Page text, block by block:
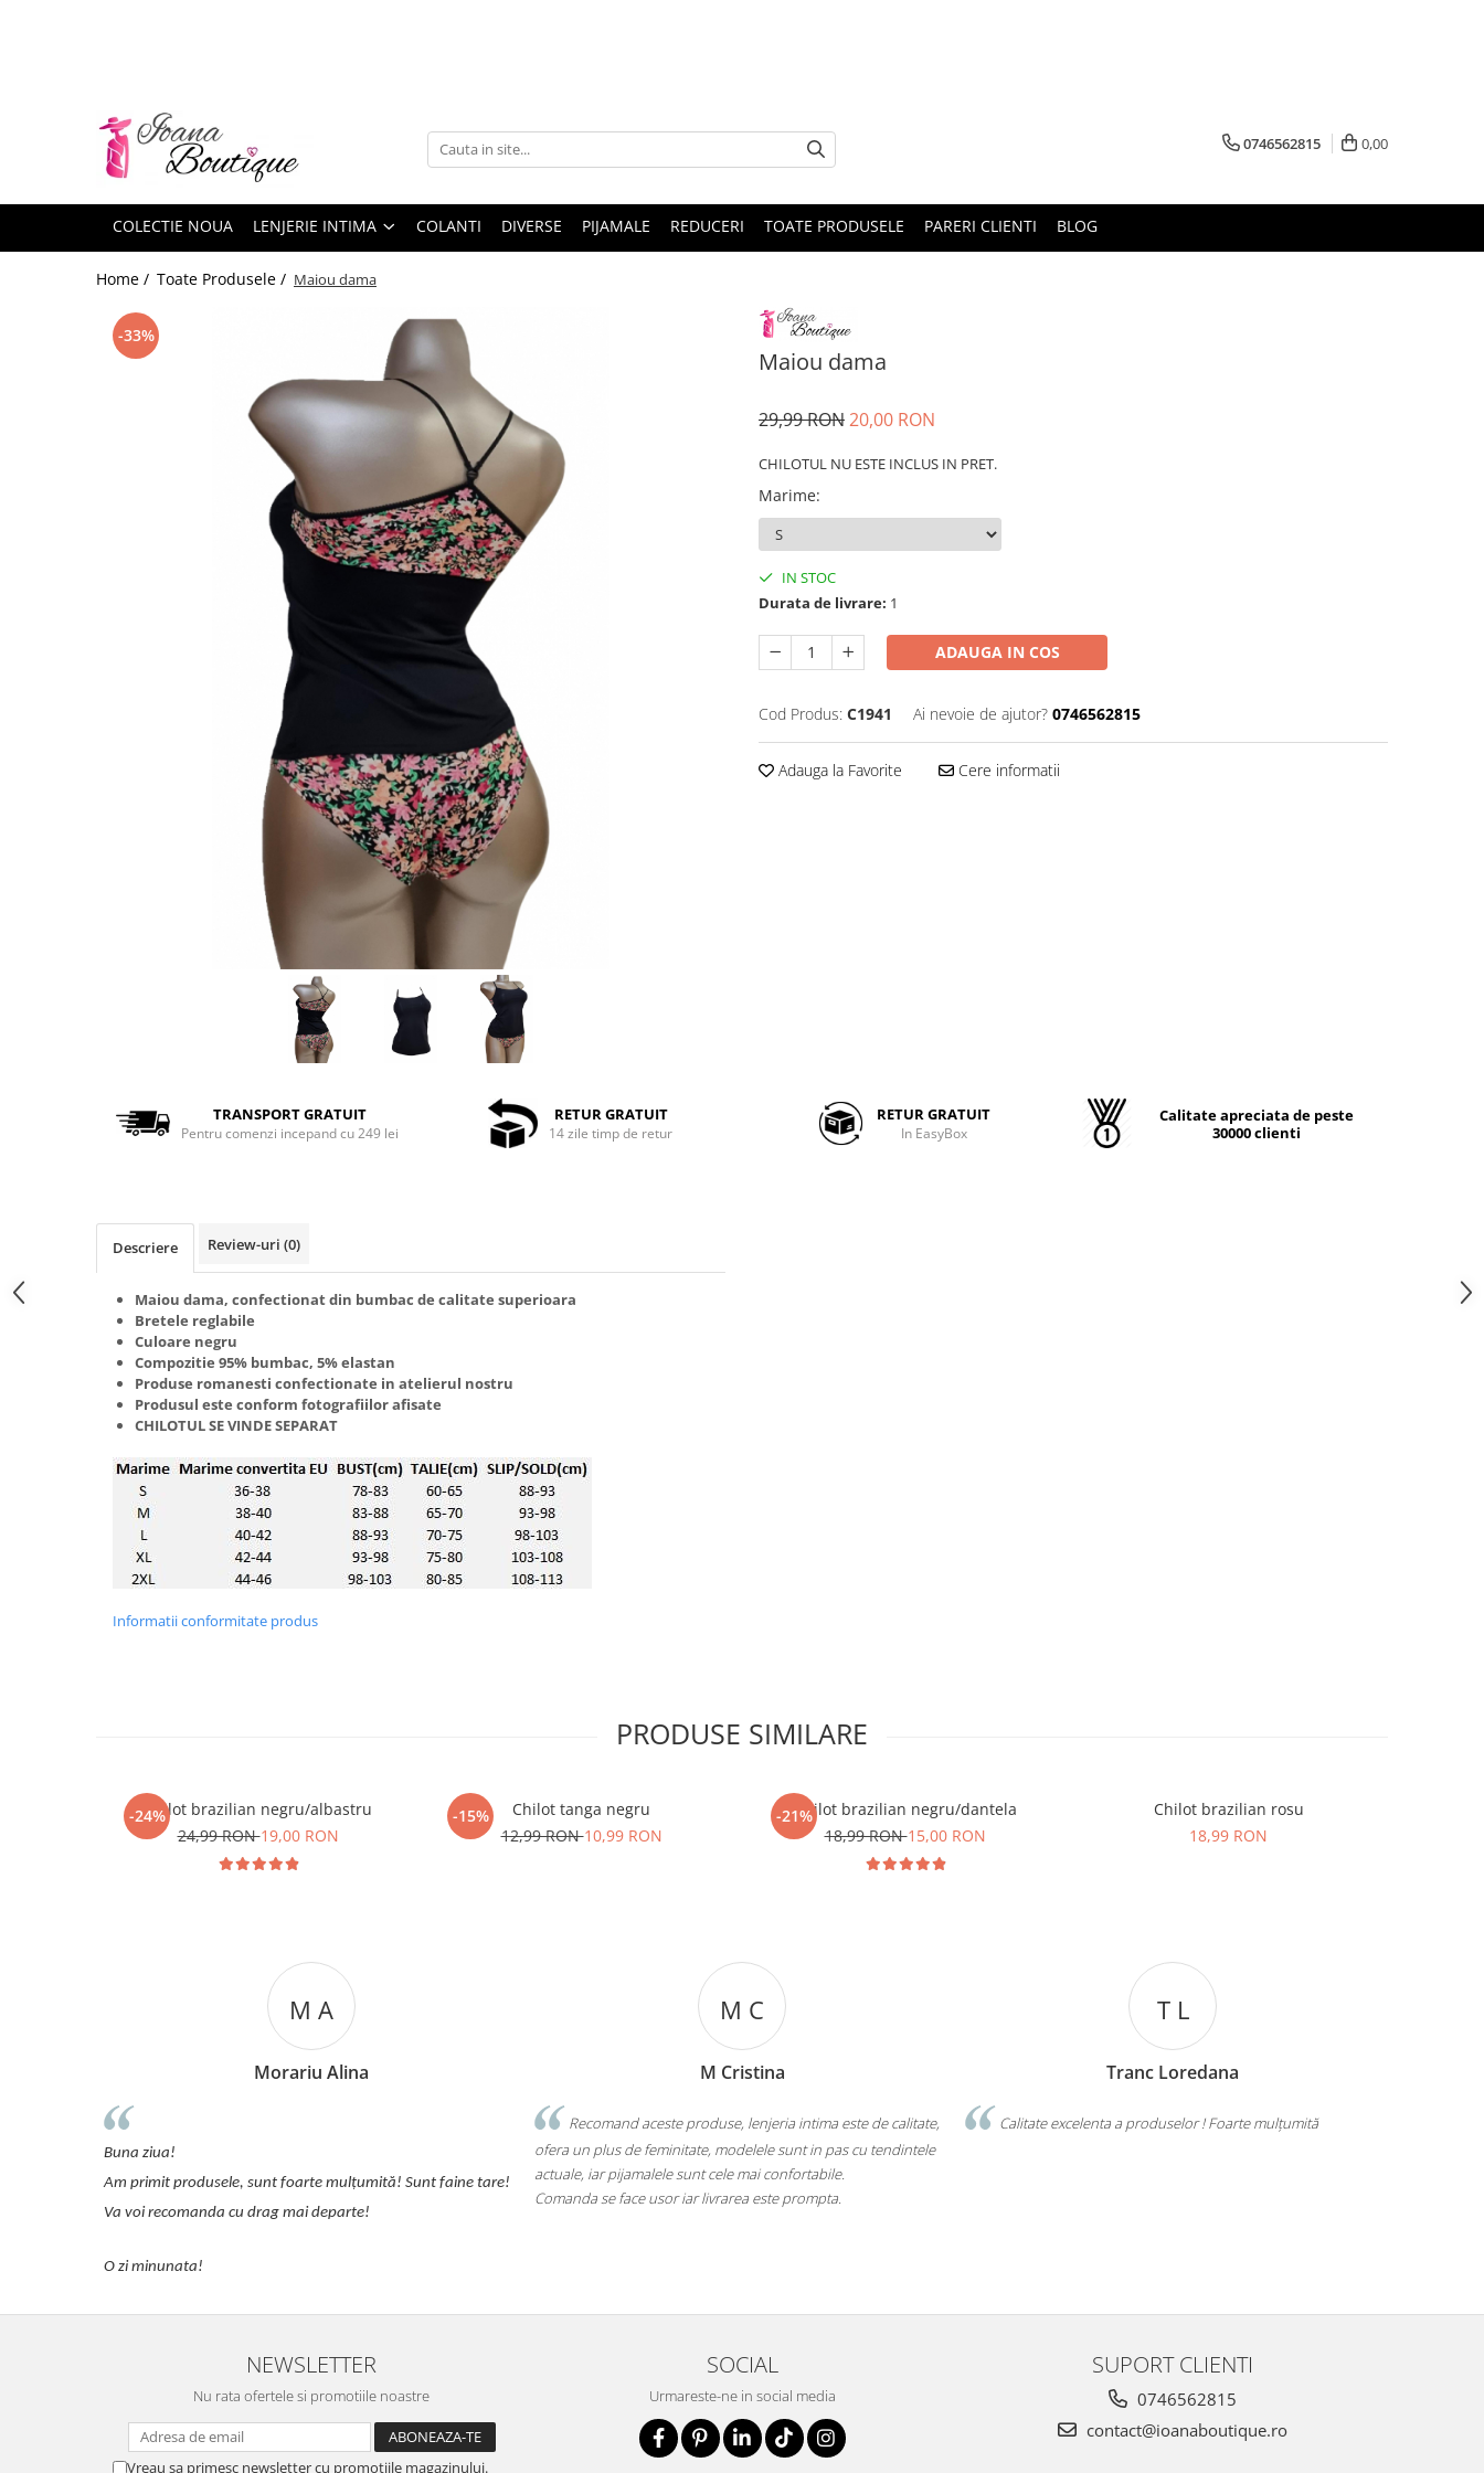
Lenjerie sexy
Chiloti brazilieni
Chiloti clasici
Chiloti tanga
Compleuri & body-uri
0746562815 0,00
COLECTIE NOUA LENJERIE INTIMA COLANTI DIVERSE PIJAMALE REDUCERI TOATE PRODUSELE PARERI CLIENTI BLOG
Home / Toate Produsele / Maiou dama
Maiou dama
-33%
29,99 RON20,00 RON
CHILOTUL NU ESTE INCLUS IN PRET.
Marime:
IN STOC
Durata de livrare: 1
ADAUGA IN COS
Cod Produs: C1941 Ai nevoie de ajutor? 0746562815
Adauga la Favorite Cere informatii
TRANSPORT GRATUIT
Pentru comenzi incepand cu 249 lei
RETUR GRATUIT
14 zile timp de retur
RETUR GRATUIT
In EasyBox
Calitate apreciata de peste
30000 clienti
Descriere Review-uri (0)
Maiou dama, confectionat din bumbac de calitate superioara
Bretele reglabile
Culoare negru
Compozitie 95% bumbac, 5% elastan
Produse romanesti confectionate in atelierul nostru
Produsul este conform fotografiilor afisate
CHILOTUL SE VINDE SEPARAT
Informatii conformitate produs
PRODUSE SIMILARE
-24%Chilot brazilian negru/albastru
24,99 RON19,00 RON
-15%
Chilot tanga negru
12,99 RON10,99 RON
-21%Chilot brazilian negru/dantela
18,99 RON15,00 RON
Chilot brazilian rosu
18,99 RON
M A
Morariu Alina
Buna ziua!
Am primit produsele, sunt foarte mulțumită! Sunt faine tare!
Va voi recomanda cu drag mai departe!
O zi minunata!
M C
M Cristina
Recomand aceste produse, lenjeria intima este de calitate,
ofera un plus de feminitate, modelele sunt in pas cu tendintele
actuale, iar pijamalele sunt cele mai confortabile.
Comanda se face usor iar livrarea este prompta.
T L
Tranc Loredana
Calitate excelenta a produselor ! Foarte mulțumită
NEWSLETTER
Nu rata ofertele si promotiile noastre
Vreau sa primesc newsletter cu promotiile magazinului.
SOCIAL
Urmareste-ne in social media
SUPORT CLIENTI
0746562815
contact@ioanaboutique.ro